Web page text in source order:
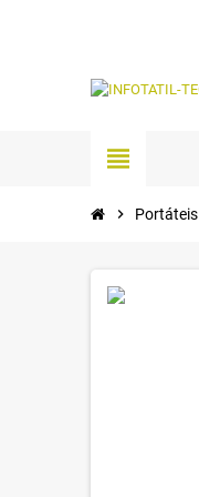
view_headline
chevron_right Portáteis